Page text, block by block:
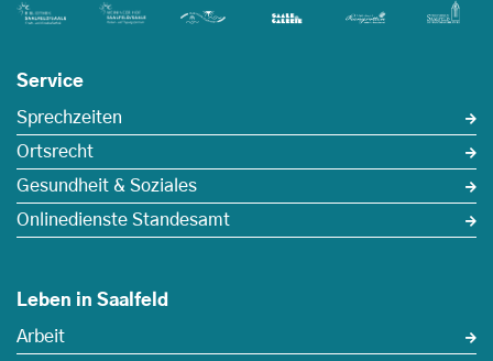
Service
Sprechzeiten
Ortsrecht
Gesundheit & Soziales
Onlinedienste Standesamt
Leben in Saalfeld
Arbeit